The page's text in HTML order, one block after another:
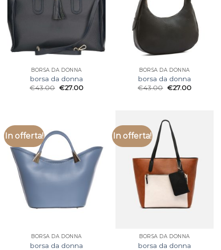
BORSA DA DONNA
borsa da donna
€43.00 €27.00
BORSA DA DONNA
borsa da donna
€43.00 €27.00
In offerta!
BORSA DA DONNA
borsa da donna
In offerta!
BORSA DA DONNA
borsa da donna